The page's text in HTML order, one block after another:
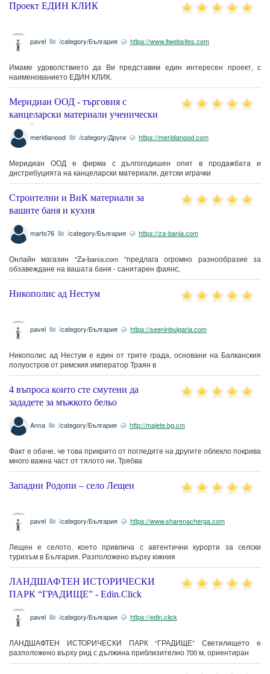
Проект ЕДИН КЛИК
pavel /category/България https://www.itwebsites.com
Имаме удоволствието да Ви представим един интересен проект, с
наименованието ЕДИН КЛИК.
Меридиан ООД - търговия с
канцеларски материали ученически
пособия и детски играчки
meridianood /category/Други https://meridianood.com
Меридиан ООД е фирма с дългогодишен опит в продажбата и
дистрибуцията на канцеларски материали, детски играчки
Строителни и ВиК материали за
вашите баня и кухня
marto76 /category/България https://za-bania.com
Онлайн магазин "Za-bania.com "предлага огромно разнообразие за
обзавеждане на вашата баня - санитарен фаянс,
Никополис ад Нестум
pavel /category/България https://seeninbulgaria.com
Никополис ад Нестум е един от трите града, основани на Балканския
полуостров от римския император Траян в
4 въпроса които сте смутени да
зададете за мъжкото бельо
Anna /category/България http://majete.bg.cm
Факт е обаче, че това прикрито от погледите на другите облекло покрива
много важна част от тялото ни. Трябва
Западни Родопи – село Лещен
pavel /category/България https://www.sharenacherga.com
Лещен е селото, което привлича с автентични курорти за селски
туризъм в България. Разположено върху южния
ЛАНДШАФТЕН ИСТОРИЧЕСКИ
ПАРК “ГРАДИЩЕ” - Edin.Click
pavel /category/България https://edin.click
ЛАНДШАФТЕН ИСТОРИЧЕСКИ ПАРК “ГРАДИЩЕ” Светилището е
разположено върху рид с дължина приблизително 700 м, ориентиран